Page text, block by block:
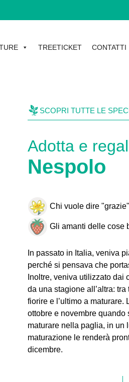
TREETICKET CONTATTI
SCOPRI TUTTE LE
Adotta e
Nespolo
Chi vuole dire "grazie"
Gli amanti delle cose
In passato in Italia, veniva
perché si pensava che
Inoltre, veniva utilizzato
da una stagione all’altra:
fiorire e l’ultimo a
ottobre e novembre quando
maturare nella paglia, in un
maturazione le renderà
dicembre.